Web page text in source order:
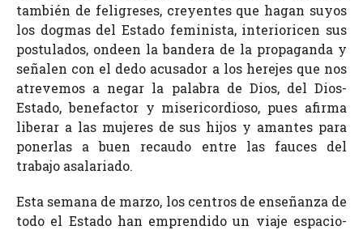
también de feligreses, creyentes que hagan suyos
los dogmas del Estado feminista, interioricen sus
postulados, ondeen la bandera de la propaganda y
señalen con el dedo acusador a los herejes que nos
atrevemos a negar la palabra de Dios, del Dios-
Estado, benefactor y misericordioso, pues afirma
liberar a las mujeres de sus hijos y amantes para
ponerlas a buen recaudo entre las fauces del
trabajo asalariado.
Esta semana de marzo, los centros de enseñanza de
todo el Estado han emprendido un viaje espacio-